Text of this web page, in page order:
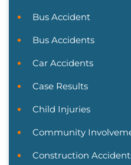
Bus Accident
Bus Accidents
Car Accidents
Case Results
Child Injuries
Community
Construction